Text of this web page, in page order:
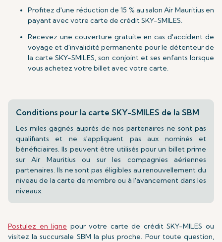
Profitez d'une réduction de 15 % au salon Air Mauritius en
payant avec votre carte de crédit SKY-SMILES.
Recevez une couverture gratuite en cas d'accident de
voyage et d'invalidité permanente pour le détenteur de
la carte SKY-SMILES, son conjoint et ses enfants lorsque
vous achetez votre billet avec votre carte.
Conditions pour la carte SKY-SMILES de la SBM
Les miles gagnés auprès de nos partenaires ne sont pas
qualifiants et ne s'appliquent pas aux nominés et
bénéficiaires. Ils peuvent être utilisés pour un billet prime
sur Air Mauritius ou sur les compagnies aériennes
partenaires. Ils ne sont pas éligibles au renouvellement du
niveau de la carte de membre ou à l'avancement dans les
niveaux.
Postulez en ligne pour votre carte de crédit SKY-MILES ou
visitez la succursale SBM la plus proche. Pour toute question,